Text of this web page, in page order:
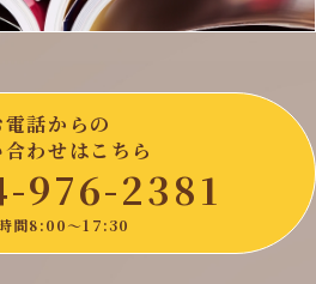
電話からの
わせはこちら
976-2381
間8:00〜17:30